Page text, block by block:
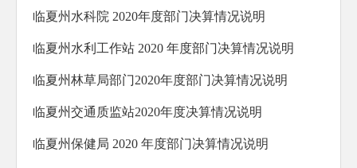
临夏州水科院 2020年度部门决算情况说明
临夏州水利工作站 2020 年度部门决算情况说明
临夏州林草局部门2020年度部门决算情况说明
临夏州交通质监站2020年度决算情况说明
临夏州保健局 2020 年度部门决算情况说明